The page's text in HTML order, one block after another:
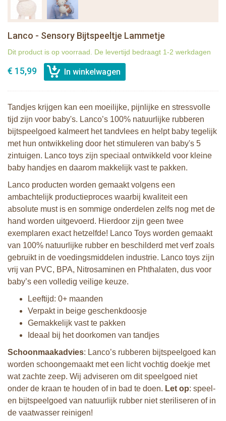
Lanco - Sensory Bijtspeeltje Lammetje
Dit product is op voorraad. De levertijd bedraagt 1-2 werkdagen
€ 15,99
Tandjes krijgen kan een moeilijke, pijnlijke en stressvolle
tijd zijn voor baby's. Lanco’s 100% natuurlijke rubberen
bijtspeelgoed kalmeert het tandvlees en helpt baby tegelijk
met hun ontwikkeling door het stimuleren van baby's 5
zintuigen. Lanco toys zijn speciaal ontwikkeld voor kleine
baby handjes en daarom makkelijk vast te pakken.
Lanco producten worden gemaakt volgens een
ambachtelijk productieproces waarbij kwaliteit een
absolute must is en sommige onderdelen zelfs nog met de
hand worden uitgevoerd. Hierdoor zijn geen twee
exemplaren exact hetzelfde! Lanco Toys worden gemaakt
van 100% natuurlijke rubber en beschilderd met verf zoals
gebruikt in de voedingsmiddelen industrie. Lanco toys zijn
vrij van PVC, BPA, Nitrosaminen en Phthalaten, dus voor
baby’s een volledig veilige keuze.
Leeftijd: 0+ maanden
Verpakt in beige geschenkdoosje
Gemakkelijk vast te pakken
Ideaal bij het doorkomen van tandjes
Schoonmaakadvies: Lanco’s rubberen bijtspeelgoed kan
worden schoongemaakt met een licht vochtig doekje met
wat zachte zeep. Wij adviseren om dit speelgoed niet
onder de kraan te houden of in bad te doen. Let op: speel-
en bijtspeelgoed van natuurlijk rubber niet steriliseren of in
de vaatwasser reinigen!